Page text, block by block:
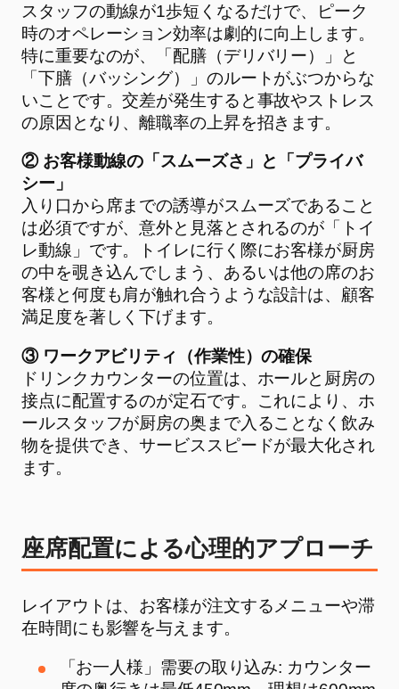
スタッフの動線が1歩短くなるだけで、ピーク
時のオペレーション効率は劇的に向上します。
特に重要なのが、「配膳（デリバリー）」と
「下膳（バッシング）」のルートがぶつからな
いことです。交差が発生すると事故やストレス
の原因となり、離職率の上昇を招きます。
② お客様動線の「スムーズさ」と「プライバ
シー」
入り口から席までの誘導がスムーズであること
は必須ですが、意外と見落とされるのが「トイ
レ動線」です。トイレに行く際にお客様が厨房
の中を覗き込んでしまう、あるいは他の席のお
客様と何度も肩が触れ合うような設計は、顧客
満足度を著しく下げます。
③ ワークアビリティ（作業性）の確保
ドリンクカウンターの位置は、ホールと厨房の
接点に配置するのが定石です。これにより、ホ
ールスタッフが厨房の奥まで入ることなく飲み
物を提供でき、サービススピードが最大化され
ます。
座席配置による心理的アプローチ
レイアウトは、お客様が注文するメニューや滞
在時間にも影響を与えます。
「お一人様」需要の取り込み: カウンター